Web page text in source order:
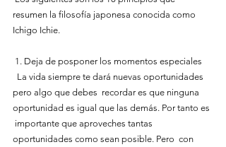
resumen la filosofía japonesa conocida como
Ichigo Ichie.
1. Deja de posponer los momentos especiales
pero algo que debes  recordar es que ninguna
oportunidad es igual que las demás. Por tanto es
importante que aproveches tantas
oportunidades como sean posible. Pero  con